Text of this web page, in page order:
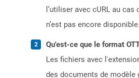
l’utiliser avec cURL au cas
n’est pas encore disponible.
Qu'est-ce que le format
Les fichiers avec
des documents de modèle